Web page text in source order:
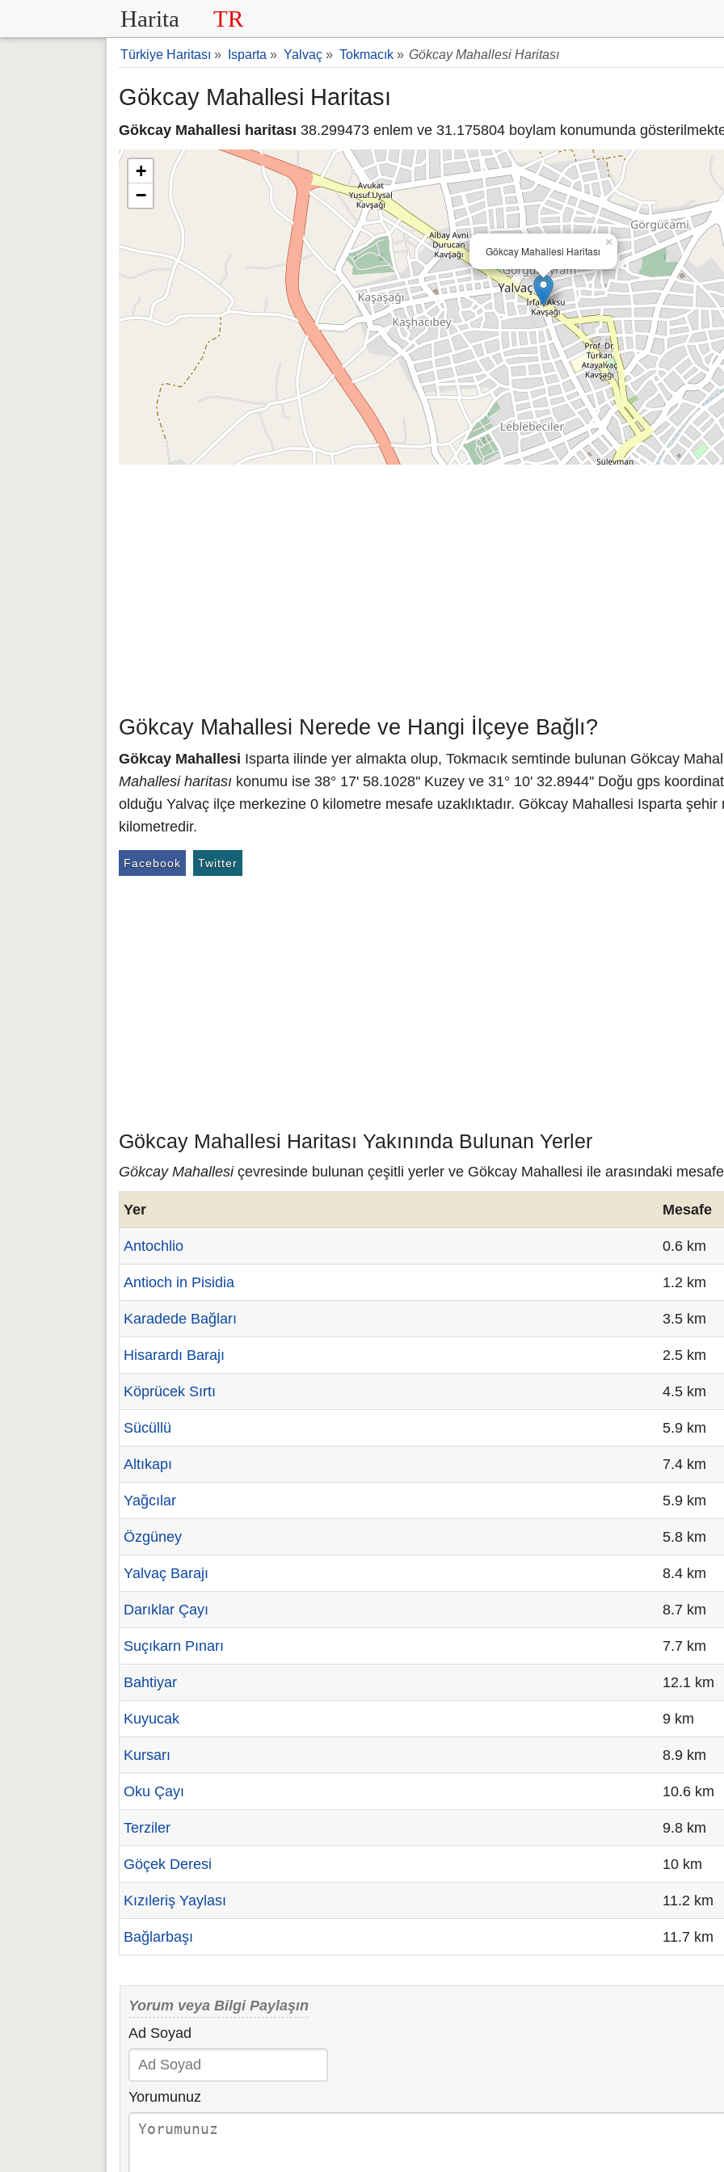
Harita TR
Türkiye Haritası » Isparta » Yalvaç » Tokmacık » Gökcay Mahallesi Haritası
Gökcay Mahallesi Haritası
Gökcay Mahallesi haritası 38.299473 enlem ve 31.175804 boylam konumunda
Gökcay Mahallesi Haritası
×
+
−
Gökcay Mahallesi Nerede ve Hangi İlçeye Bağlı?
Gökcay Mahallesi Isparta ilinde yer almakta olup, Tokmacık semtinde bulunan Gökcay
Mahallesi haritası konumu ise 38° 17' 58.1028'' Kuzey ve 31° 10' 32.8944'' Doğu gps
olduğu Yalvaç ilçe merkezine 0 kilometre mesafe uzaklıktadır. Gökcay Mahallesi Isparta
kilometredir.
Facebook Twitter
Gökcay Mahallesi Haritası Yakınında Bulunan Yerler
Gökcay Mahallesiçevresinde bulunan çeşitli yerler ve Gökcay Mahallesi ile arasındaki
Yer Mesafe
Antochlio 0.6 km
Antioch in Pisidia 1.2 km
Karadede Bağları 3.5 km
Hisarardı Barajı 2.5 km
Köprücek Sırtı 4.5 km
Sücüllü 5.9 km
Altıkapı 7.4 km
Yağcılar 5.9 km
Özgüney 5.8 km
Yalvaç Barajı 8.4 km
Darıklar Çayı 8.7 km
Suçıkarn Pınarı 7.7 km
Bahtiyar 12.1 km
Kuyucak 9 km
Kursarı 8.9 km
Oku Çayı 10.6 km
Terziler 9.8 km
Göçek Deresi 10 km
Kızıleriş Yaylası 11.2 km
Bağlarbaşı 11.7 km
Yorum veya Bilgi Paylaşın
Ad Soyad
Yorumunuz